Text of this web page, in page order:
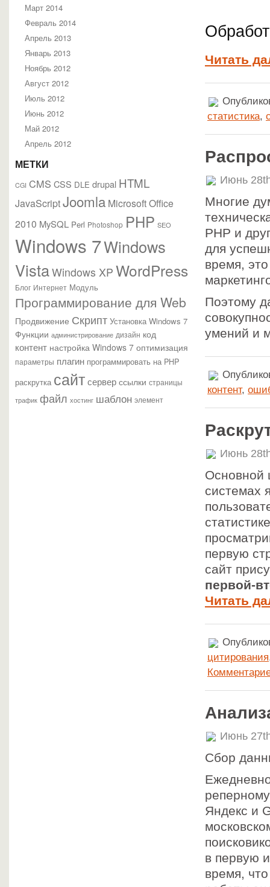
Март 2014
Февраль 2014
Апрель 2013
Январь 2013
Ноябрь 2012
Август 2012
Июль 2012
Июнь 2012
Май 2012
Апрель 2012
МЕТКИ
CGI CMS CSS DLE drupal HTML
JavaScriptJoomla Microsoft Office
2010 MySQL Perl Photoshop PHP SEO
Windows 7Windows
VistaWindows XP WordPress
Блог Интернет Модуль
Программирование для Web
Продвижение Скрипт Установка Windows 7
Функции администрирование дизайн код
контент настройка Windows 7 оптимизация
параметры плагин программировать на PHP
раскрутка сайтсервер ссылки страницы
трафик файл хостинг шаблон элемент
Читать
статистика,
Июнь
Многие
PHP и
для
время,
Поэтому
умений и
контент,
Июнь
Основной
системах
первую
сайт
первой-
Читать
цитирования
Июнь
Сбор
Яндекс и
в первую
время,